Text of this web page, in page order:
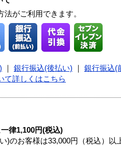
法がご利用できます。
銀行振込(後払い) 銀行振込(
て詳しくはこちら
一律1,100円(税込)
)のお客様は33,000円（税込）以